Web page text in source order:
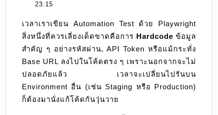
23:15
เวลาเราเขียน Automation Test ด้วย Playwright
สิ่งหนึ่งที่ควรเลี่ยงเด็ดขาดคือการ Hardcode ข้อมูล
สำคัญ ๆ อย่างรหัสผ่าน, API Token หรือแม้กระทั่ง
Base URL ลงไปในโค้ดตรง ๆ เพราะนอกจากจะไม่
ปลอดภัยแล้ว เวลาจะเปลี่ยนไปรันบน
Environment อื่น (เช่น Staging หรือ Production)
ก็ต้องมานั่งแก้โค้ดกันวุ่นวาย